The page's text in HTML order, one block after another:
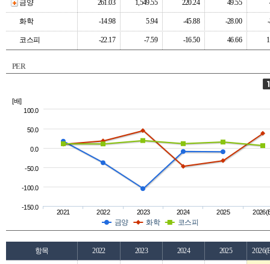
금양 261.03 1,549.55 220.24 49.55
화학 -14.98 5.94 -45.88 -28.00
코스피 -22.17 -7.59 -16.50 46.66
PER
[배]
금양 화학 코스피
2021 2022 2023 2024 2025
-150.0
-100.0
-50.0
0.0
50.0
100.0
항목 2022 2023 2024 2025